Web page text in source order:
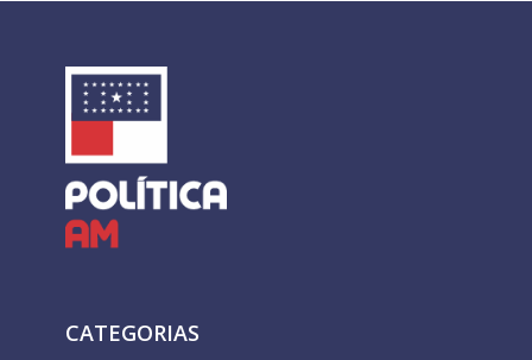
CATEGORIAS